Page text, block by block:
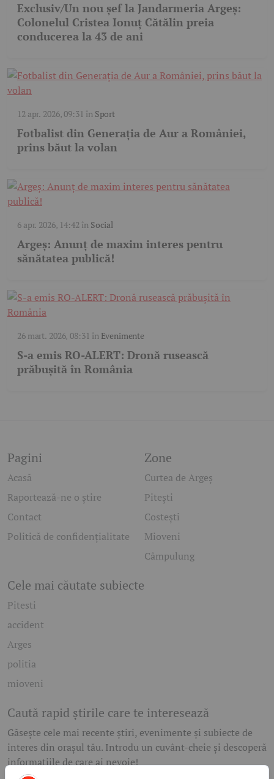
Exclusiv/Un nou șef la Jandarmeria Argeș:
Colonelul Cristea Ionuț Cătălin preia
conducerea la 43 de ani
12 apr. 2026, 09:31 în Sport
Fotbalist din Generația de Aur a României,
prins băut la volan
6 apr. 2026, 14:42 în Social
Argeș: Anunț de maxim interes pentru
sănătatea publică!
26 mart. 2026, 08:31 în Evenimente
S-a emis RO-ALERT: Dronă rusească
prăbușită în România
Pagini
Acasă
Raportează-ne o știre
Contact
Politică de confidențialitate
Zone
Curtea de Argeș
Pitești
Costești
Mioveni
Câmpulung
Cele mai căutate subiecte
Pitesti
accident
Arges
politia
mioveni
Caută rapid știrile care te interesează
Găsește cele mai recente știri, evenimente și subiecte de
interes din orașul tău. Introdu un cuvânt-cheie și descoperă
informațiile de care ai nevoie!